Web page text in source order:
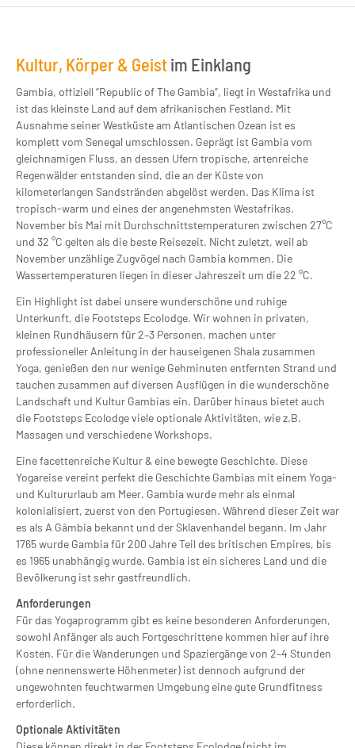
Kultur, Körper & Geistim Einklang
Gambia, offiziell “Republic of The Gambia”, liegt in Westafrika und
ist das kleinste Land auf dem afrikanischen Festland. Mit
Ausnahme seiner Westküste am Atlantischen Ozean ist es
komplett vom Senegal umschlossen. Geprägt ist Gambia vom
gleichnamigen Fluss, an dessen Ufern tropische, artenreiche
Regenwälder entstanden sind, die an der Küste von
kilometerlangen Sandstränden abgelöst werden. Das Klima ist
tropisch-warm und eines der angenehmsten Westafrikas.
November bis Mai mit Durchschnittstemperaturen zwischen 27°C
und 32 °C gelten als die beste Reisezeit. Nicht zuletzt, weil ab
November unzählige Zugvögel nach Gambia kommen. Die
Wassertemperaturen liegen in dieser Jahreszeit um die 22 °C.
Ein Highlight ist dabei unsere wunderschöne und ruhige
Unterkunft, die Footsteps Ecolodge. Wir wohnen in privaten,
kleinen Rundhäusern für 2–3 Personen, machen unter
professioneller Anleitung in der hauseigenen Shala zusammen
Yoga, genießen den nur wenige Gehminuten entfernten Strand und
tauchen zusammen auf diversen Ausflügen in die wunderschöne
Landschaft und Kultur Gambias ein. Darüber hinaus bietet auch
die Footsteps Ecolodge viele optionale Aktivitäten, wie z.B.
Massagen und verschiedene Workshops.
Eine facettenreiche Kultur & eine bewegte Geschichte. Diese
Yogareise vereint perfekt die Geschichte Gambias mit einem Yoga-
und Kultururlaub am Meer. Gambia wurde mehr als einmal
kolonialisiert, zuerst von den Portugiesen. Während dieser Zeit war
es als A Gâmbia bekannt und der Sklavenhandel begann. Im Jahr
1765 wurde Gambia für 200 Jahre Teil des britischen Empires, bis
es 1965 unabhängig wurde. Gambia ist ein sicheres Land und die
Bevölkerung ist sehr gastfreundlich.
Anforderungen
Für das Yogaprogramm gibt es keine besonderen Anforderungen,
sowohl Anfänger als auch Fortgeschrittene kommen hier auf ihre
Kosten. Für die Wanderungen und Spaziergänge von 2–4 Stunden
(ohne nennenswerte Höhenmeter) ist dennoch aufgrund der
ungewohnten feuchtwarmen Umgebung eine gute Grundfitness
erforderlich.
Optionale Aktivitäten